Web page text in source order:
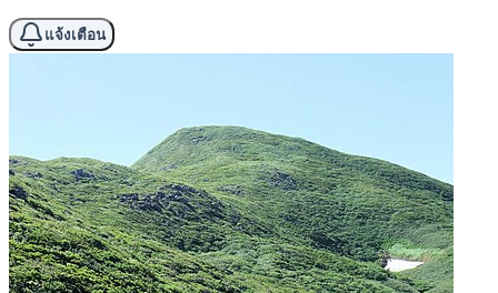
แจ้งเตือน